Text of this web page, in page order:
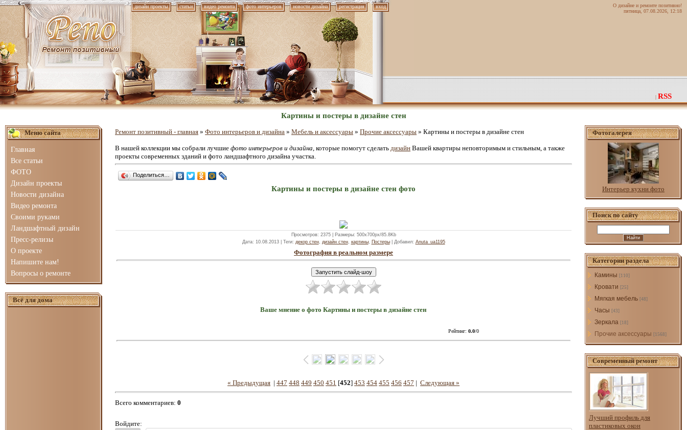
дизайн проекты статьи видео ремонта фото интерьеров новости дизайна регистрация вход
О дизайне и ремонте позитивно!
пятница, 07.08.2026, 12:18
| RSS
Картины и постеры в дизайне стен
Меню сайта
Главная
Все статьи
ФОТО
Дизайн проекты
Новости дизайна
Видео ремонта
Своими руками
Ландшафтный дизайн
Пресс-релизы
О проекте
Напишите нам!
Вопросы о ремонте
Всё для дома
Ремонт позитивный - главная » Фото интерьеров и дизайна » Мебель и аксессуары » Прочие аксессуары » Картины и постеры в дизайне стен
В нашей коллекции мы собрали лучшие фото интерьеров и дизайна , которые помогут сделать дизайн Вашей квартиры неповторимым и стильным, а также
проекты современных зданий и фото ландшафтного дизайна участка.
Поделиться…
Картины и постеры в дизайне стен фото
Просмотров: 2375 | Размеры: 500x700px/85.8Kb
Дата: 10.08.2013 | Теги: декор стен, дизайн стен, картины, Постеры| Добавил: Anuta_ua1195
Фотография в реальном размере
Ваше мнение о фото Картины и постеры в дизайне стен
Рейтинг: 0.0/0
« Предыдущая | 447 448 449 450 451 [452] 453 454 455 456 457 | Следующая »
Всего комментариев: 0
Войдите:
Фотогалерея
Интерьер кухни фото
Поиск по сайту
Категории раздела
Камины [110]
Кровати [25]
Мягкая мебель [48]
Часы [43]
Зеркала [18]
Прочие аксессуары [1568]
Современный ремонт
Лучший профиль для
пластиковых окон